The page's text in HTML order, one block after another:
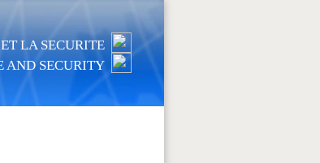
LA SECURITE
AND SECURITY